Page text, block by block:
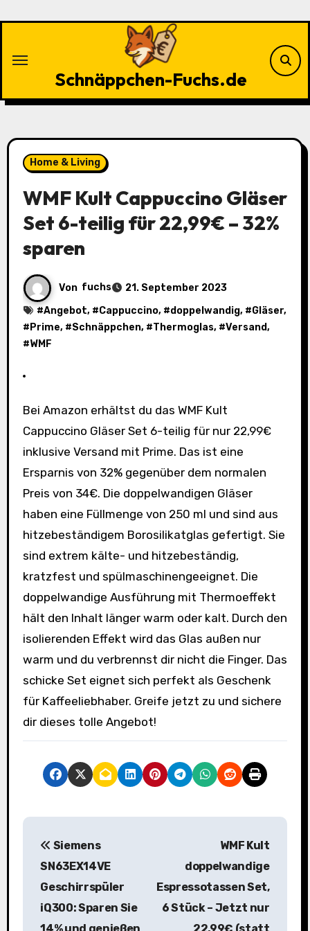
Schnäppchen-Fuchs.de
Home & Living
WMF Kult Cappuccino Gläser
Set 6-teilig für 22,99€ – 32%
sparen
Von fuchs
21. September 2023
#Angebot, #Cappuccino, #doppelwandig, #Gläser,
# Prime, #Schnäppchen, #Thermoglas, #Versand,
#WMF
Bei Amazon erhältst du das WMF Kult
Cappuccino Gläser Set 6-teilig für nur 22,99€
inklusive Versand mit Prime. Das ist eine
Ersparnis von 32% gegenüber dem normalen
Preis von 34€. Die doppelwandigen Gläser
haben eine Füllmenge von 250 ml und sind aus
hitzebeständigem Borosilikatglas gefertigt. Sie
sind extrem kälte- und hitzebeständig,
kratzfest und spülmaschinengeeignet. Die
doppelwandige Ausführung mit Thermoeffekt
hält den Inhalt länger warm oder kalt. Durch den
isolierenden Effekt wird das Glas außen nur
warm und du verbrennst dir nicht die Finger. Das
schicke Set eignet sich perfekt als Geschenk
für Kaffeeliebhaber. Greife jetzt zu und sichere
dir dieses tolle Angebot!
B
Siemens
SN63EX14VE
Geschirrspüler
iQ300: Sparen Sie
WMF Kult
doppelwandige
Espressotassen Set,
6 Stück – Jetzt nur